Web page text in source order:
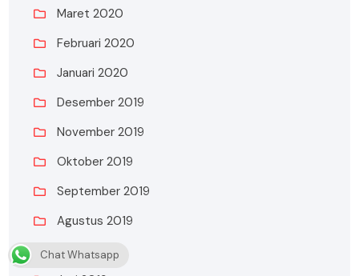
Maret 2020
Februari 2020
Januari 2020
Desember 2019
November 2019
Oktober 2019
September 2019
Agustus 2019
Juli 2019
Chat Whatsapp